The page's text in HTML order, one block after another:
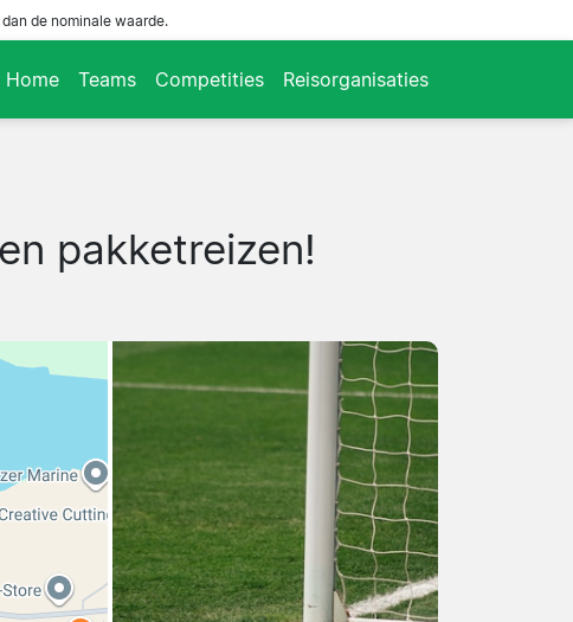
de nominale waarde.
Home Teams Competities Reisorganisaties
pakketreizen!